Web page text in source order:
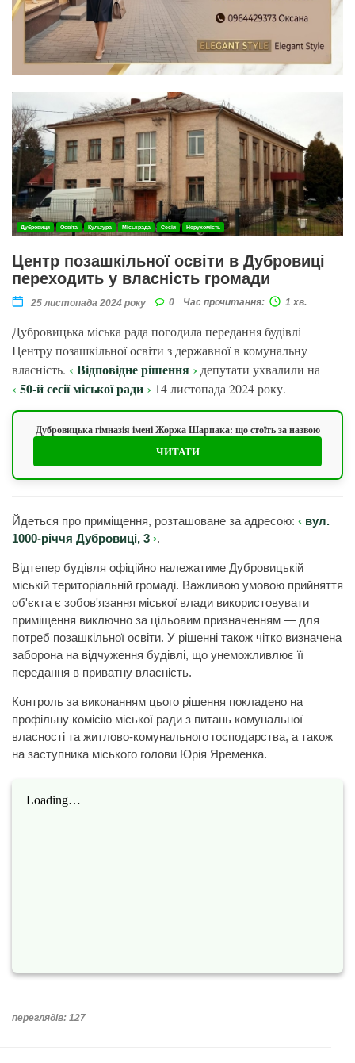
Дубровиця Освіта Культура Міськрада Сесія Нерухомість
Центр позашкільної освіти в Дубровиці
переходить у власність громади
25 листопада 2024 року 0 Час прочитання: 1 хв.
Дубровицька міська рада погодила передання будівлі
Центру позашкільної освіти з державної в комунальну
власність.
Відповідне рішення депутати ухвалили на
50-й сесії міської ради 14 листопада 2024 року.
Дубровицька гімназія імені Жоржа Шарпака: що стоїть за назвою
ЧИТАТИ
Йдеться про приміщення, розташоване за адресою:
вул.
1000-річчя Дубровиці, 3 .
Відтепер будівля офіційно належатиме Дубровицькій
міській територіальній громаді. Важливою умовою прийняття
об'єкта є зобов'язання міської влади використовувати
приміщення виключно за цільовим призначенням — для
потреб позашкільної освіти. У рішенні також чітко визначена
заборона на відчуження будівлі, що унеможливлює її
передання в приватну власність.
Контроль за виконанням цього рішення покладено на
профільну комісію міської ради з питань комунальної
власності та житлово-комунального господарства, а також
на заступника міського голови Юрія Яременка.
переглядів: 127